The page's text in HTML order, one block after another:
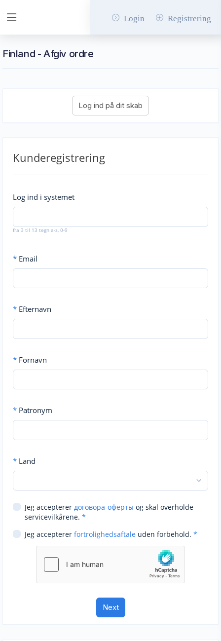
Login Registrering
Finland - Afgiv ordre
Kunderegistrering
Log ind i systemet
fra 3 til 13 tegn a-z, 0-9
* Email
* Efternavn
* Fornavn
* Patronym
* Land
Jeg accepterer договора-оферты og skal overholde
servicevilkårene. *
Jeg accepterer fortrolighedsaftale uden forbehold. *